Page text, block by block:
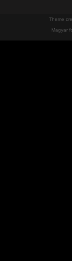
Theme
Magyar